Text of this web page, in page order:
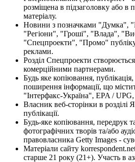
розміщена в підзаголовку або в
матеріалу.
Новини з позначками "Думка",
"Регіони", "Гроші", "Влада",
"Спецпроекти", "Промо"
реклами.
Розділ Спецпроекти
комерційними партнерами.
Будь яке копіювання,
поширення інформації, що
"Інтерфакс-Україна", EPA / UPG,
Власник веб-сторінки в розділі
публікації.
Будь-яке копіювання, передрук
фотографічних творів та/або
правовласника Getty Images -
Матеріали сайту
старше 21 року (21+). Участь в